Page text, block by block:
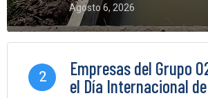
Agosto 6, 2026
0 Comments
2
Empresas del Grupo
el Día Internacional